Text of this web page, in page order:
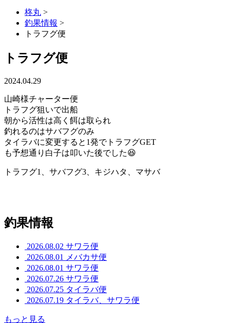
柊丸 >
釣果情報 >
トラフグ便
トラフグ便
2024.04.29
山崎様チャーター便
トラフグ狙いで出船
朝から活性は高く餌は取られ
釣れるのはサバフグのみ
タイラバに変更すると1発でトラフグGET
も予想通り白子は叩いた後でした😆
トラフグ1、サバフグ3、キジハタ、マサバ
釣果情報
2026.08.02 サワラ便
2026.08.01
メバカサ便
2026.08.01 サワラ便
2026.07.26 サワラ便
2026.07.25 タイラバ便
2026.07.19 タイラバ、サワラ便
もっと見る